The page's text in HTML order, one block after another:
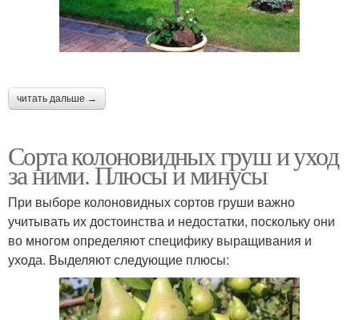
читать дальше →
Сорта колоновидных груш и уход
за ними. Плюсы и минусы
При выборе колоновидных сортов груши важно
учитывать их достоинства и недостатки, поскольку они
во многом определяют специфику выращивания и
ухода. Выделяют следующие плюсы: